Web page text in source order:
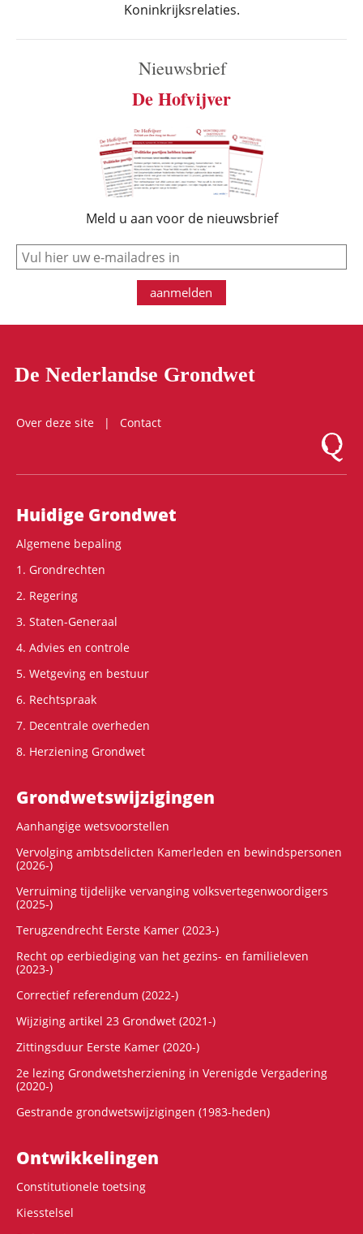
Koninkrijksrelaties.
Nieuwsbrief
De Hofvijver
Meld u aan voor de nieuwsbrief
e-mail
aanmelden
De Nederlandse Grondwet
Over deze site
Contact
Logo
Hoofdnavigatie
Huidige Grondwet
Algemene bepaling
1. Grondrechten
2. Regering
3. Staten-Generaal
4. Advies en controle
5. Wetgeving en bestuur
6. Rechtspraak
7. Decentrale overheden
8. Herziening Grondwet
Grondwets­wijzigingen
Aanhangige wetsvoorstellen
Vervolging ambtsdelicten Kamerleden en bewindspersonen
(2026-)
Verruiming tijdelijke vervanging volksvertegenwoordigers
(2025-)
Terugzendrecht Eerste Kamer (2023-)
Recht op eerbiediging van het gezins- en familieleven
(2023-)
Correctief referendum (2022-)
Wijziging artikel 23 Grondwet (2021-)
Zittingsduur Eerste Kamer (2020-)
2e lezing Grondwetsherziening in Verenigde Vergadering
(2020-)
Gestrande grondwetswijzigingen (1983-heden)
Ontwikke­lingen
Constitutionele toetsing
Kiesstelsel